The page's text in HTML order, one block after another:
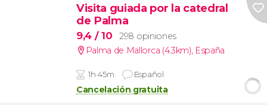
Visita guiada por la catedral
de Palma
9,4 / 10
298 opiniones
Palma de Mallorca (4.3km), España
1h 45m Español
Cancelación gratuita